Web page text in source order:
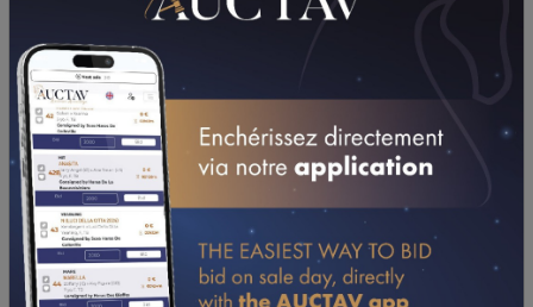
TÉLÉCHARGER LE PDF